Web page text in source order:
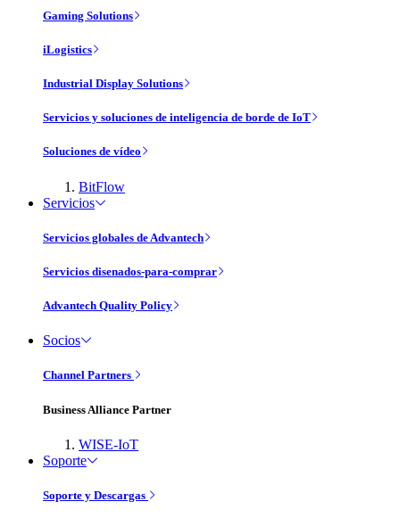
Gaming Solutions
iLogistics
Industrial Display Solutions
Servicios y soluciones de inteligencia de borde de IoT
Soluciones de vídeo
BitFlow
Servicios
Servicios globales de Advantech
Servicios disenados-para-comprar
Advantech Quality Policy
Socios
Channel Partners
Business Alliance Partner
WISE-IoT
Soporte
Soporte y Descargas